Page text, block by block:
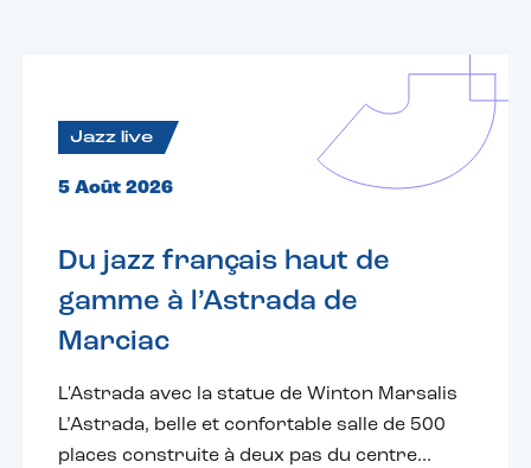
Jazz live
5 Août 2026
Du jazz français haut de
gamme à l’Astrada de
Marciac
L'Astrada avec la statue de Winton Marsalis
L’Astrada, belle et confortable salle de 500
places construite à deux pas du centre...